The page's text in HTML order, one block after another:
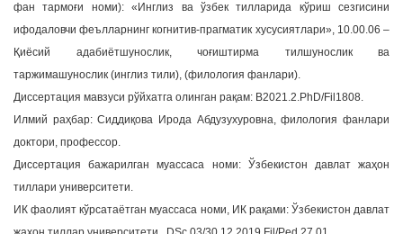
a
t
i
o
n
фан тармоғи номи): «Инглиз ва ўзбек тилларида кўриш сезгисини
ифодаловчи феълларнинг когнитив-прагматик хусусиятлари», 10.00.06 –
Қиёсий адабиётшунослик, чоғиштирма тилшунослик ва
таржимашунослик (инглиз тили), (филология фанлари).
Диссертация мавзуси рўйхатга олинган рақам: В2021.2.PhD/Fil1808.
Илмий раҳбар: Сиддиқова Ирода Абдузухуровна, филология фанлари
доктори, профессор.
Диссертация бажарилган муассаса номи: Ўзбекистон давлат жаҳон
тиллари университети.
ИК фаолият кўрсатаётган муассаса номи, ИК рақами: Ўзбекистон давлат